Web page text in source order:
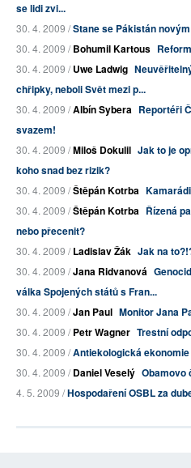
se lidi zvi...
30. 4. 2009 /Stane se Pákistán
30. 4. 2009 /Bohumil Kartous
30. 4. 2009 /Uwe Ladwig
chřipky, neboli Svět mezi p...
30. 4. 2009 /Albín Sybera Reportéři
svazem!
30. 4. 2009 /Miloš Dokulil Jak to je
koho snad bez rizik?
30. 4. 2009 /Štěpán Kotrba
30. 4. 2009 /Štěpán Kotrba Řízená
nebo přecenit?
30. 4. 2009 /Ladislav Žák Jak na
30. 4. 2009 /Jana Ridvanová
válka Spojených států s Fran...
30. 4. 2009 /Jan Paul Monitor Jana
30. 4. 2009 /Petr Wagner Trestní
30. 4. 2009 /Antiekologická ekonomie
30. 4. 2009 /Daniel Veselý Obamovo
4. 5. 2009 /Hospodaření OSBL za